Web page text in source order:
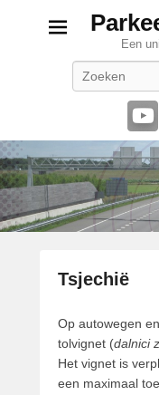
Een
Tsjechië
e
p
l
a
Op autowegen
tolvignet (dalnici
Het vignet is
een maximaal